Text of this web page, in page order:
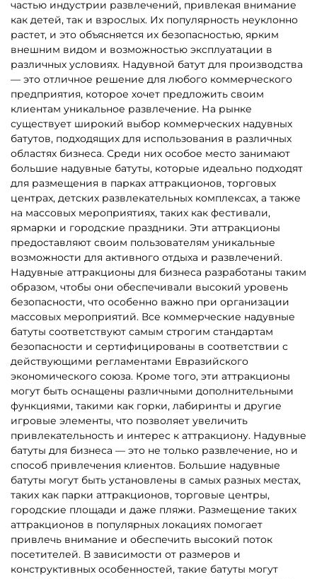
В НАЛИЧИИ
B-16131 Коммерческий
надувной батут «Чудо-
сафари», 6*4*2,8 м
От 152 800 ₽
B-16483 Коммерческий
надувной батут «Тигриная
страна 5», 9*5*5 м
От 294 000 ₽
В НАЛИЧИИ
5
B-16123 Коммерческий
надувной батут «Сафари
Ультра 2», 12*6*7 м
От 452 500 ₽
В НАЛИЧИИ
5
B-16650 Батут «Торт» с
горкой 7 х 4,7х 5м
325 710 ₽
310 200 ₽